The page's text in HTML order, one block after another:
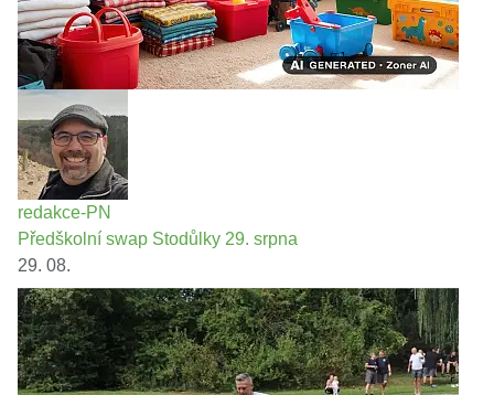
redakce-PN
Předškolní swap Stodůlky 29. srpna
29. 08.